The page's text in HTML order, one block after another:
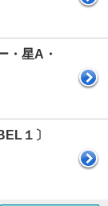
・星A・
１〕